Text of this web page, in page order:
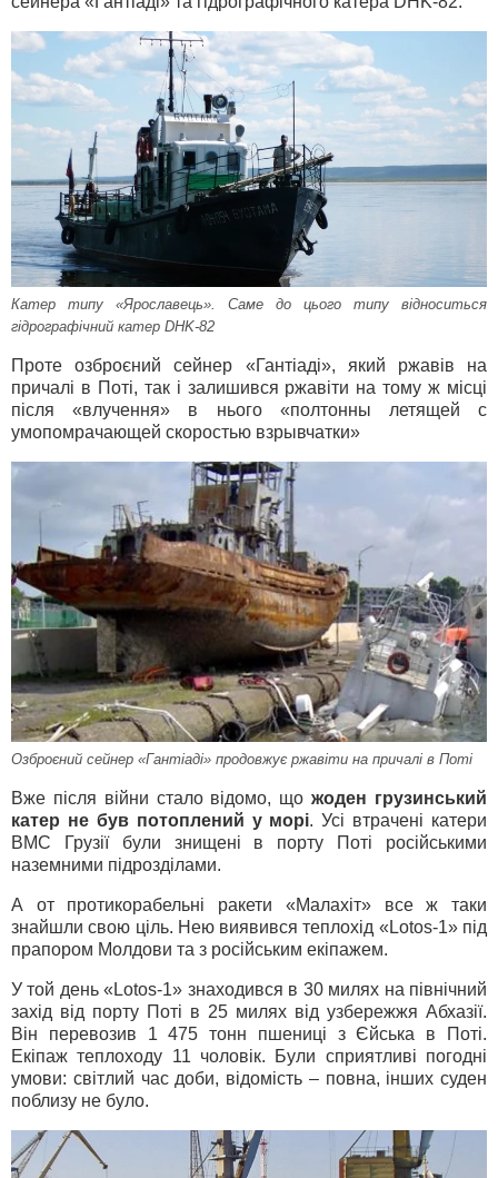
Катер типу «Ярославець». Саме до цього типу відноситься
гідрографічний катер DHK-82
Проте озброєний сейнер «Гантіаді», який ржавів на
причалі в Поті, так і залишився ржавіти на тому ж місці
після «влучення» в нього «полтонны летящей с
умопомрачающей скоростью взрывчатки»
Озброєний сейнер «Гантіаді» продовжує ржавіти на причалі в Поті
Вже після війни стало відомо, щожоден грузинський
катер не був потоплений у морі. Усі втрачені катери
ВМС Грузії були знищені в порту Поті російськими
наземними підрозділами.
А от протикорабельні ракети «Малахіт» все ж таки
знайшли свою ціль. Нею виявився теплохід «Lotos-1» під
прапором Молдови та з російським екіпажем.
У той день «Lotos-1» знаходився в 30 милях на північний
захід від порту Поті в 25 милях від узбережжя Абхазії.
Він перевозив 1 475 тонн пшениці з Єйська в Поті.
Екіпаж теплоходу 11 чоловік. Були сприятливі погодні
умови: світлий час доби, відомість – повна, інших суден
поблизу не було.